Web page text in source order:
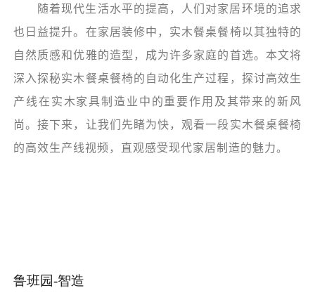
随着现代生活水平的提高，人们对家居环境的追求
也日益提升。在家居装修中，实木餐桌餐椅以其独特的
自然质感和优雅的造型，成为许多家庭的首选。本文将
深入探秘实木餐桌餐椅的自动化生产过程，探讨高效生
产线在实木家具制造业中的重要作用及其带来的新风
尚。接下来，让我们先睹为快，观看一段实木餐桌餐椅
的高效生产线视频，直观感受现代家居制造的魅力。
鲁班园-智造